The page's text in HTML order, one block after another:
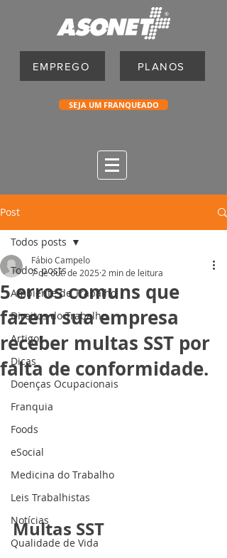
EMPREGO PLANOS
SEJA UM FRANQUEADO
Post
Todos posts
Ambiente de Trabalho
Direitos do Trabalho
Artigos
Dicas
Doenças Ocupacionais
Franquia
Foods
eSocial
Medicina do Trabalho
Leis Trabalhistas
Notícias
Qualidade de Vida
Todos posts
5 erros comuns que
fazem sua empresa
receber multas SST por
falta de conformidade.
Fábio Campelo
7 de out. de 2025 2 min de leitura
Multas SST